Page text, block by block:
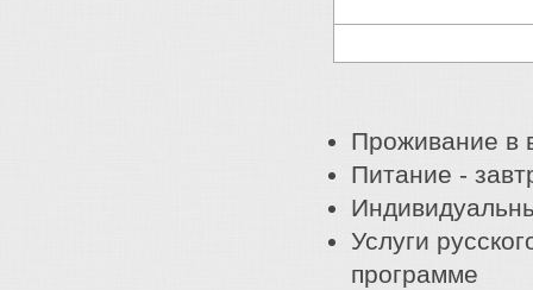
Проживание в
Питание -
Услуги
программе